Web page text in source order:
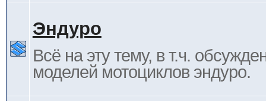
Эндуро
Всё на эту тему, в т.ч.
моделей мотоциклов эндуро.